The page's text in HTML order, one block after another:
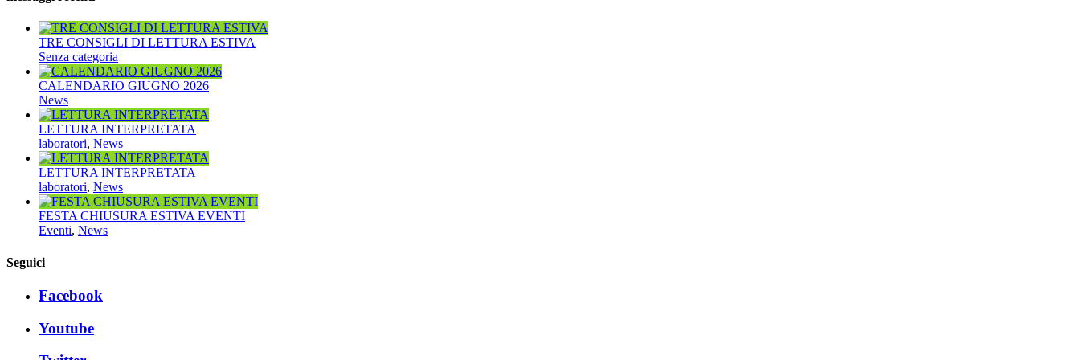
TRE CONSIGLI DI LETTURA ESTIVA
Senza categoria
CALENDARIO GIUGNO 2026
News
LETTURA INTERPRETATA
laboratori, News
LETTURA INTERPRETATA
laboratori, News
FESTA CHIUSURA ESTIVA EVENTI
Eventi, News
Seguici
Facebook
Youtube